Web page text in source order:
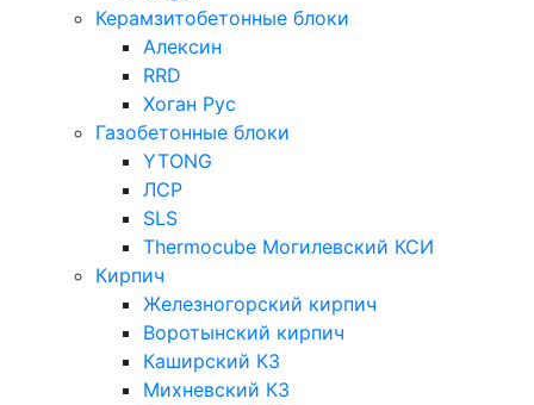
Керамзитобетонные блоки
Алексин
RRD
Хоган Рус
Газобетонные блоки
YTONG
ЛСР
SLS
Thermocube Могилевский КСИ
Кирпич
Железногорский кирпич
Воротынский кирпич
Каширский КЗ
Михневский КЗ